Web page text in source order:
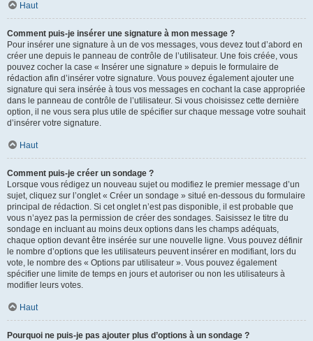
Haut
Comment puis-je insérer une signature à mon message ?
Pour insérer une signature à un de vos messages, vous devez tout d’abord en
créer une depuis le panneau de contrôle de l’utilisateur. Une fois créée, vous
pouvez cocher la case « Insérer une signature » depuis le formulaire de
rédaction afin d’insérer votre signature. Vous pouvez également ajouter une
signature qui sera insérée à tous vos messages en cochant la case appropriée
dans le panneau de contrôle de l’utilisateur. Si vous choisissez cette dernière
option, il ne vous sera plus utile de spécifier sur chaque message votre souhait
d’insérer votre signature.
Haut
Comment puis-je créer un sondage ?
Lorsque vous rédigez un nouveau sujet ou modifiez le premier message d’un
sujet, cliquez sur l’onglet « Créer un sondage » situé en-dessous du formulaire
principal de rédaction. Si cet onglet n’est pas disponible, il est probable que
vous n’ayez pas la permission de créer des sondages. Saisissez le titre du
sondage en incluant au moins deux options dans les champs adéquats,
chaque option devant être insérée sur une nouvelle ligne. Vous pouvez définir
le nombre d’options que les utilisateurs peuvent insérer en modifiant, lors du
vote, le nombre des « Options par utilisateur ». Vous pouvez également
spécifier une limite de temps en jours et autoriser ou non les utilisateurs à
modifier leurs votes.
Haut
Pourquoi ne puis-je pas ajouter plus d’options à un sondage ?